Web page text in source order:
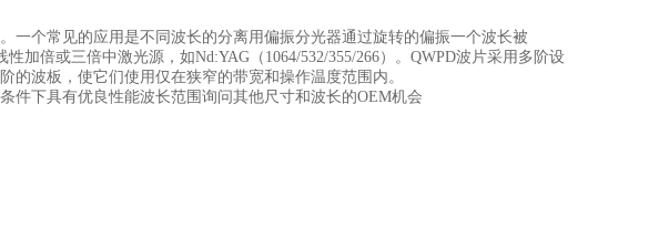
一个常见的应用是不同波长的分离用偏振分光器通过旋转的偏振一个波长被
加倍或三倍中激光源，如Nd:YAG（1064/532/355/266）。QWPD波片采用多阶设
波板，使它们使用仅在狭窄的带宽和操作温度范围内。
件下具有优良性能波长范围询问其他尺寸和波长的OEM机会